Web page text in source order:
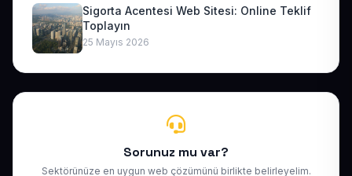
Sigorta Acentesi Web Sitesi: Online Teklif
Toplayın
25 Mayıs 2026
Sorunuz mu var?
Sektörünüze en uygun web çözümünü birlikte belirleyelim.